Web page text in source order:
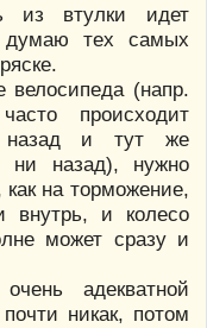
втулки идет
думаю тех самых
(напр.
происходит
назад и тут же
ни назад), нужно
на торможение,
внутрь, и колесо
может сразу и
адекватной
никак, потом